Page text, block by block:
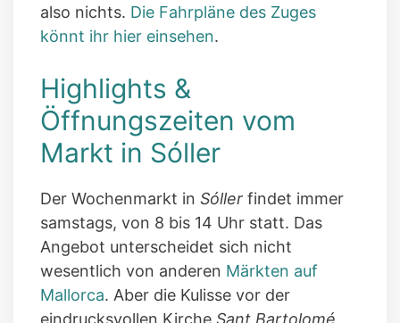
also nichts. Die Fahrpläne des Zuges
könnt ihr hier einsehen.
Highlights &
Öffnungszeiten vom
Markt in Sóller
Der Wochenmarkt in Sóller findet immer
samstags, von 8 bis 14 Uhr statt. Das
Angebot unterscheidet sich nicht
wesentlich von anderen Märkten auf
Mallorca. Aber die Kulisse vor der
eindrucksvollen Kirche Sant Bartolomé